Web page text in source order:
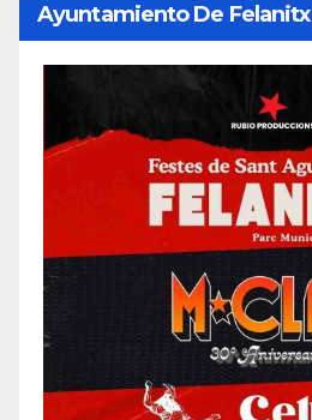
Ayuntamiento De Felanitx